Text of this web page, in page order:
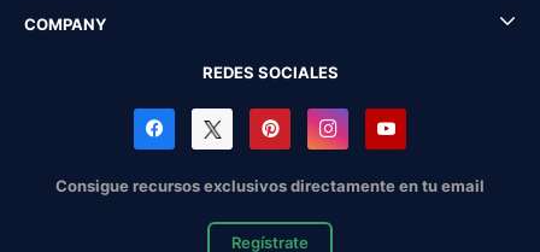
COMPANY
REDES SOCIALES
Consigue recursos exclusivos directamente en tu email
Regístrate